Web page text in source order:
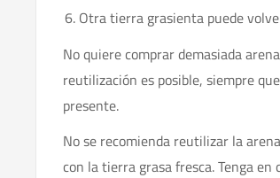
Otra tierra grasienta puede
No quiere comprar demasiada
reutilización es posible, siempre
presente.
No se recomienda reutilizar la
con la tierra grasa fresca. Tenga